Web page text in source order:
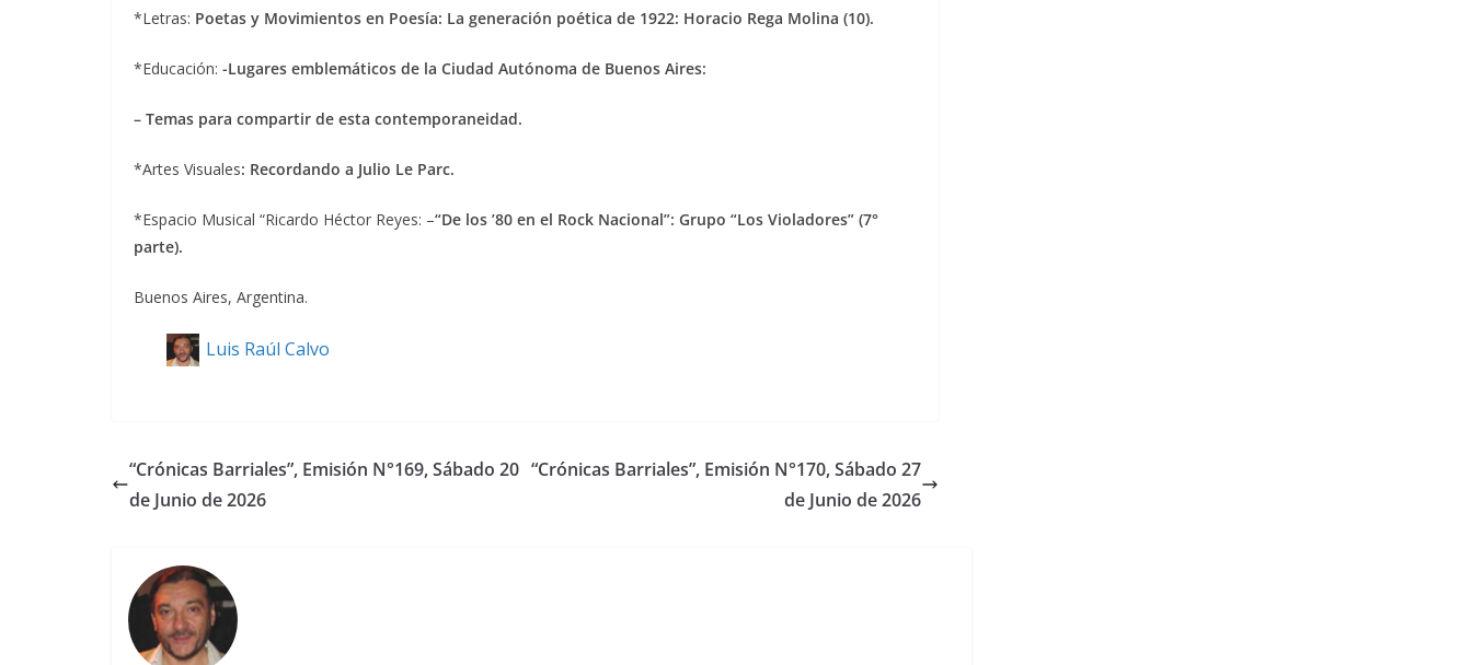
*Letras: Poetas y Movimientos en Poesía: La generación poética de 1922: Horacio Rega Molina (10).
*Educación: -Lugares emblemáticos de la Ciudad Autónoma de Buenos Aires:
– Temas para compartir de esta contemporaneidad.
*Artes Visuales: Recordando a Julio Le Parc.
*Espacio Musical “Ricardo Héctor Reyes: –“De los ’80 en el Rock Nacional”: Grupo “Los Violadores” (7°
parte).
Buenos Aires, Argentina.
Luis Raúl Calvo
“Crónicas Barriales”, Emisión N°169, Sábado 20
de Junio de 2026
“Crónicas Barriales”, Emisión N°170, Sábado 27
de Junio de 2026